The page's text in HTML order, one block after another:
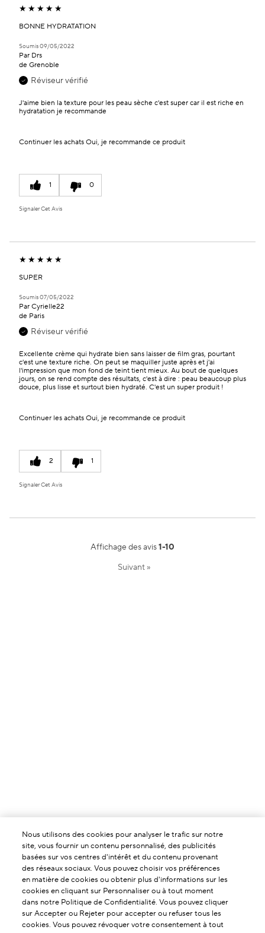
BONNE HYDRATATION
Soumis09/05/2022
Par Drs
de Grenoble
Réviseur vérifié
J'aime bien la texture pour les peau sèche c'est super car il est riche en
hydratation je recommande
Continuer les achats Oui, je recommande ce produit
1 0
Signaler Cet Avis
SUPER
Soumis07/05/2022
Par Cyrielle22
de Paris
Réviseur vérifié
Excellente crème qui hydrate bien sans laisser de film gras, pourtant
c'est une texture riche. On peut se maquiller juste après et j'ai
l'impression que mon fond de teint tient mieux. Au bout de quelques
jours, on se rend compte des résultats, c'est à dire : peau beaucoup plus
douce, plus lisse et surtout bien hydraté. C'est un super produit !
Continuer les achats Oui, je recommande ce produit
2 1
Signaler Cet Avis
Affichage des avis1-10
Suivant»
À PROPOS DE NOUS
Notre Histoire
SERVICES & AIDES
Nous utilisons des cookies pour analyser le trafic sur notre
site, vous fournir un contenu personnalisé, des publicités
basées sur vos centres d'intérêt et du contenu provenant
des réseaux sociaux. Vous pouvez choisir vos préférences
en matière de cookies ou obtenir plus d'informations sur les
cookies en cliquant sur Personnaliser ou à tout moment
dans notre Politique de Confidentialité. Vous pouvez cliquer
sur Accepter ou Rejeter pour accepter ou refuser tous les
cookies. Vous pouvez révoquer votre consentement à tout